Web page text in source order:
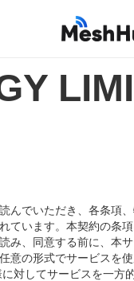
んでいただき、各条
ています。本契約の
み、同意する前に、
の形式でサービス
対してサービスを一